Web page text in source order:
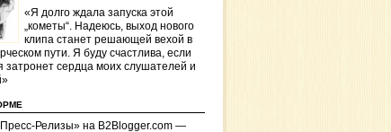
«Я долго ждала запуска этой
„кометы“. Надеюсь, выход нового
клипа станет решающей вехой в
пути. Я буду счастлива, если
затронет сердца моих слушателей и
Релизы» на B2Blogger.com —